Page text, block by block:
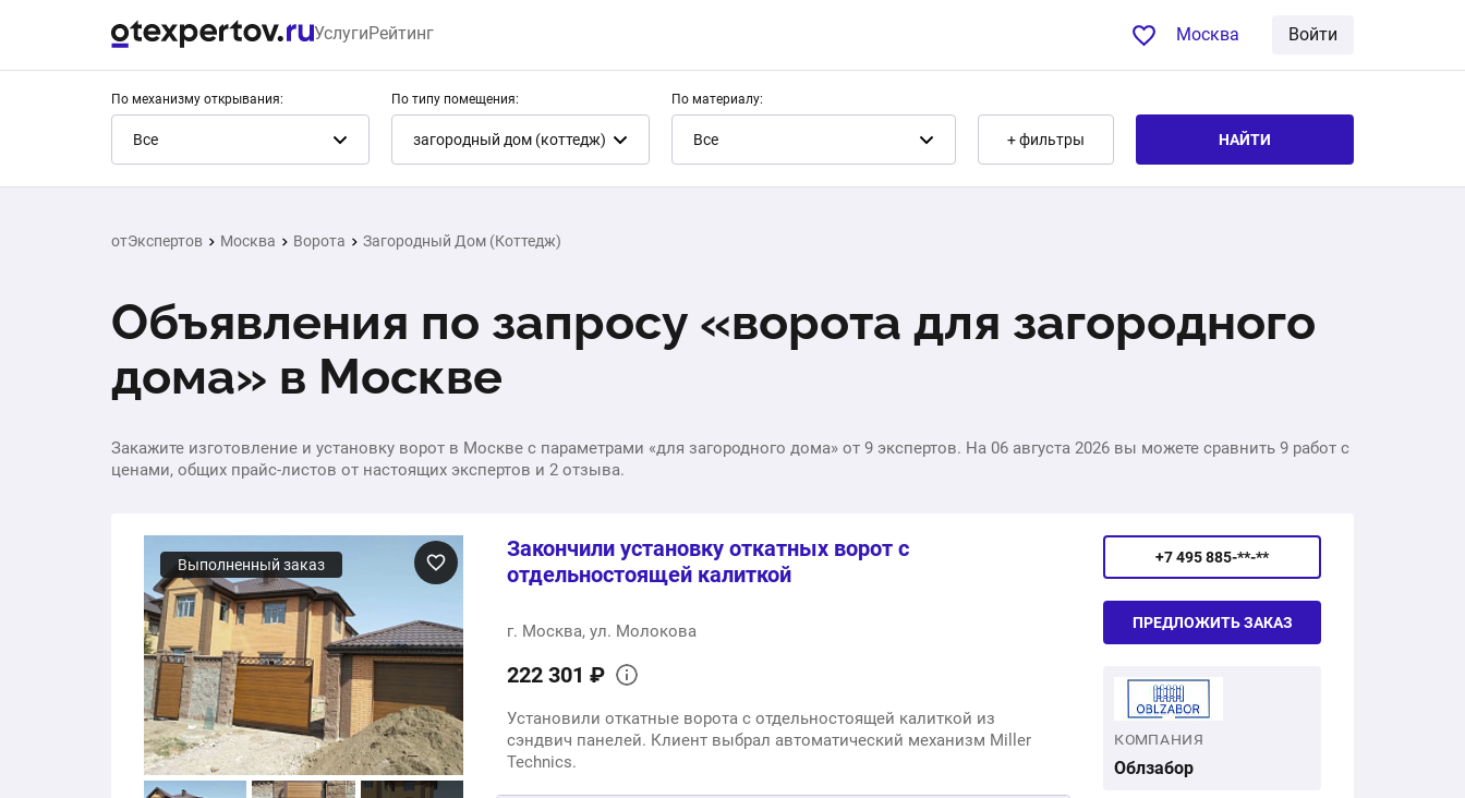
УслугиРейтинг Москва Войти
По механизму открывания:
Все
По типу помещения:
загородный дом (коттедж)
По материалу:
Все + фильтры НАЙТИ
отЭкспертов Москва Ворота Загородный Дом (Коттедж)
Объявления по запросу «ворота для загородного
дома» в Москве
Закажите изготовление и установку ворот в Москве с параметрами «для загородного дома» от 9 экспертов. На 06 августа 2026 вы можете сравнить 9 работ с
ценами, общих прайс-листов от настоящих экспертов и 2 отзыва.
Выполненный заказ
Закончили установку откатных ворот с
отдельностоящей калиткой
г. Москва, ул. Молокова
222 301 ₽
Установили откатные ворота с отдельностоящей калиткой из
сэндвич панелей. Клиент выбрал автоматический механизм Miller
Technics.
+7 495 885-**-**
ПРЕДЛОЖИТЬ ЗАКАЗ
КОМПАНИЯ
Облзабор